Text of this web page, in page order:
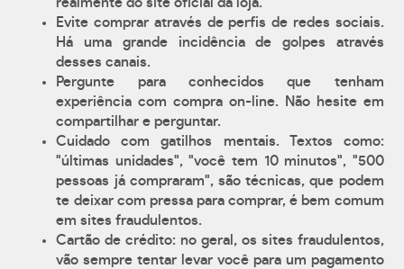
Evite comprar através de perfis de redes sociais.
Há uma grande incidência de golpes através
desses canais.
Pergunte para conhecidos que tenham
experiência com compra on-line. Não hesite em
compartilhar e perguntar.
Cuidado com gatilhos mentais. Textos como:
"últimas unidades", "você tem 10 minutos", "500
pessoas já compraram", são técnicas, que podem
te deixar com pressa para comprar, é bem comum
em sites fraudulentos.
Cartão de crédito: no geral, os sites fraudulentos,
vão sempre tentar levar você para um pagamento